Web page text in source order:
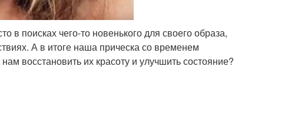
в поисках чего-то новенького для своего образа,
А в итоге наша прическа со временем
восстановить их красоту и улучшить состояние?